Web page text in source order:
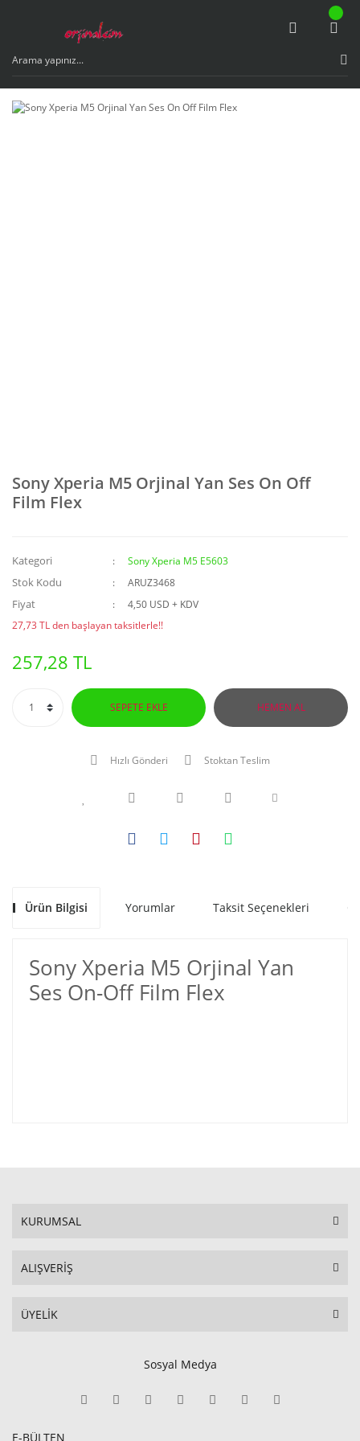
Sony Xperia M5 Orjinal Yan Ses On Off
Film Flex
Kategori Sony Xperia M5 E5603
Stok Kodu ARUZ3468
Fiyat
4,50 USD + KDV
27,73 TL den başlayan taksitlerle!!
257,28 TL
SEPETE EKLE HEMEN AL
Hızlı Gönderi Stoktan Teslim
Ürün Bilgisi Yorumlar Taksit Seçenekleri
Sony Xperia M5 Orjinal Yan
Ses On-Off Film Flex
KURUMSAL
ALIŞVERİŞ
ÜYELİK
Sosyal Medya
E-BÜLTEN